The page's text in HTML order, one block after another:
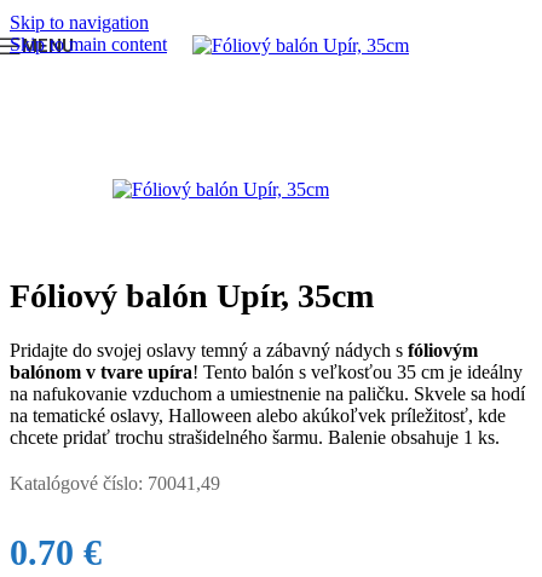
Skip to navigation
Skip to main content
MENU
Fóliový balón Upír, 35cm
Pridajte do svojej oslavy temný a zábavný nádych s fóliovým
balónom v tvare upíra! Tento balón s veľkosťou 35 cm je ideálny
na nafukovanie vzduchom a umiestnenie na paličku. Skvele sa hodí
na tematické oslavy, Halloween alebo akúkoľvek príležitosť, kde
chcete pridať trochu strašidelného šarmu. Balenie obsahuje 1 ks.
Katalógové číslo: 70041,49
0.70 €